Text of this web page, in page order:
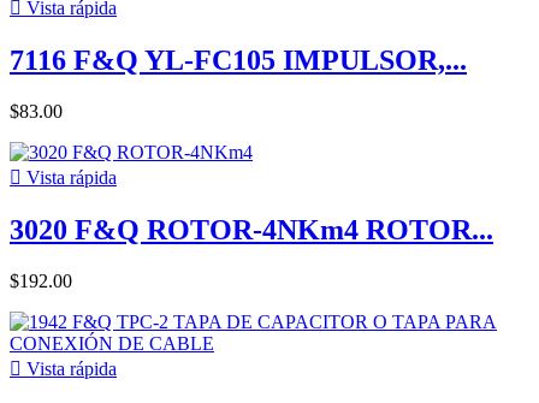
 Vista rápida
7116 F&Q YL-FC105 IMPULSOR,...
$83.00
 Vista rápida
3020 F&Q ROTOR-4NKm4 ROTOR...
$192.00
 Vista rápida